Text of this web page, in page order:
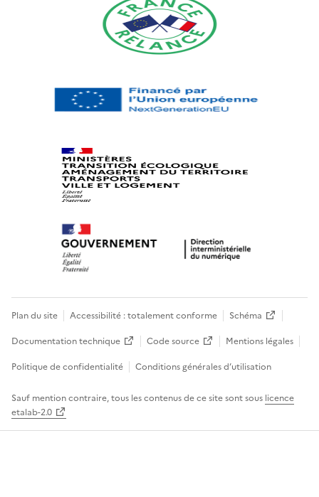
Plan du site Accessibilité : totalement conforme
Schéma
Documentation technique
Code source
Mentions légales
Politique de confidentialité
Conditions générales d’utilisation
Sauf mention contraire, tous les contenus de ce site sont sous licence
etalab-2.0